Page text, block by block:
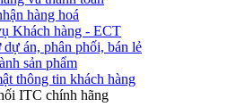
hàng hoá
Khách hàng - ECT
án, phân phối, bán lẻ
sản phẩm
thông tin khách hàng